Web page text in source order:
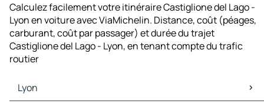
Calculez facilement votre itinéraire Castiglione del Lago -
Lyon en voiture avec ViaMichelin. Distance, coût (péages,
carburant, coût par passager) et durée du trajet
Castiglione del Lago - Lyon, en tenant compte du trafic
routier
Lyon